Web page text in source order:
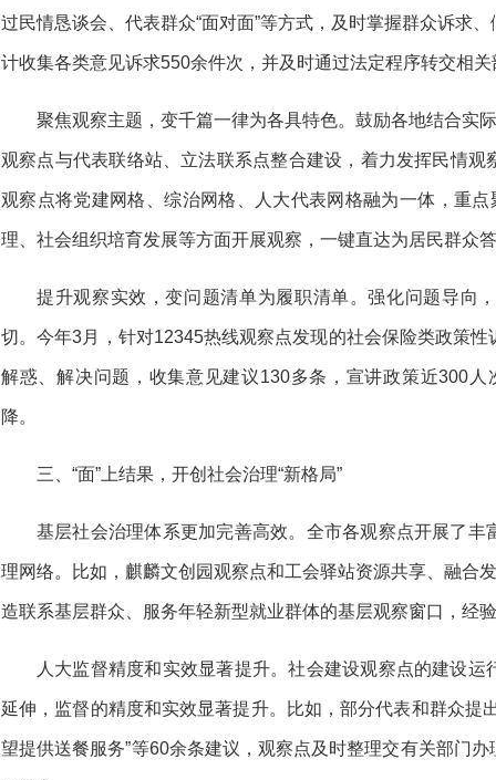
过民情恳谈会、代表群众“面对面”等方式，及时掌握群众诉求
计收集各类意见诉求550余件次，并及时通过法定程序转交相
聚焦观察主题，变千篇一律为各具特色。鼓励各地结合实
观察点与代表联络站、立法联系点整合建设，着力发挥民情
观察点将党建网格、综治网格、人大代表网格融为一体，重点
理、社会组织培育发展等方面开展观察，一键直达为居民群众
提升观察实效，变问题清单为履职清单。强化问题导向
切。今年3月，针对12345热线观察点发现的社会保险类政策
解惑、解决问题，收集意见建议130多条，宣讲政策近300人
降。
三、“面”上结果，开创社会治理“新格局”
基层社会治理体系更加完善高效。全市各观察点开展了
理网络。比如，麒麟文创园观察点和工会驿站资源共享、融合
造联系基层群众、服务年轻新型就业群体的基层观察窗口，经
人大监督精度和实效显著提升。社会建设观察点的建设
延伸，监督的精度和实效显著提升。比如，部分代表和群众提
望提供送餐服务”等60余条建议，观察点及时整理交有关部门